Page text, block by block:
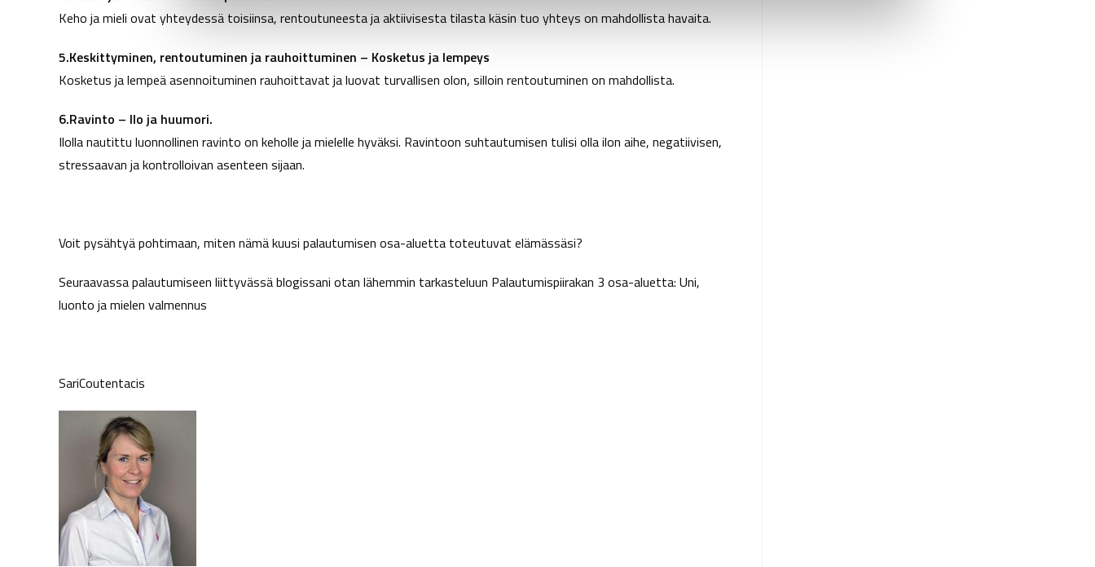
e
v
a
i
n
t
Keho ja mieli ovat yhteydessä toisiinsa, rentoutuneesta ja aktiivisesta tilasta käsin tuo yhteys on mahdollista havaita.
5.Keskittyminen, rentoutuminen ja rauhoittuminen – Kosketus ja lempeys
Kosketus ja lempeä asennoituminen rauhoittavat ja luovat turvallisen olon, silloin rentoutuminen on mahdollista.
6.Ravinto – Ilo ja huumori.
Ilolla nautittu luonnollinen ravinto on keholle ja mielelle hyväksi. Ravintoon suhtautumisen tulisi olla ilon aihe, negatiivisen,
stressaavan ja kontrolloivan asenteen sijaan.
Voit pysähtyä pohtimaan, miten nämä kuusi palautumisen osa-aluetta toteutuvat elämässäsi?
Seuraavassa palautumiseen liittyvässä blogissani otan lähemmin tarkasteluun Palautumispiirakan 3 osa-aluetta: Uni,
luonto ja mielen valmennus
SariCoutentacis